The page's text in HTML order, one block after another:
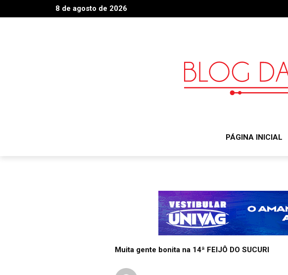
8 de agosto de 2026
PÁGINA INICIAL
Muita gente bonita na 14ª FEIJÔ DO SUCURI